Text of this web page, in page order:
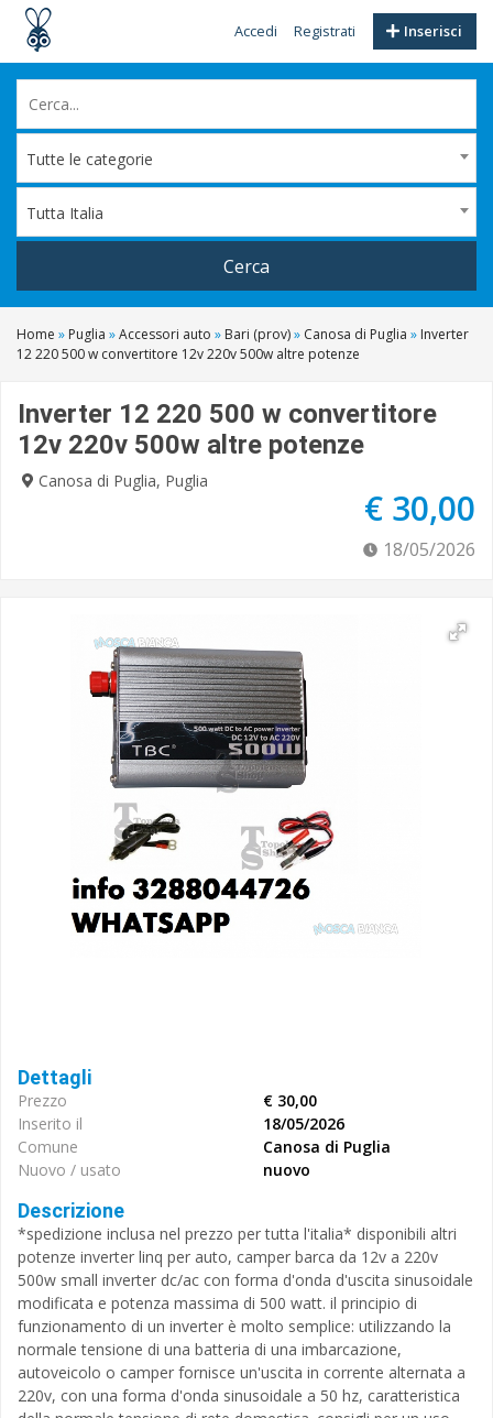
Inserisci
Accedi Registrati
Tutte le categorie
Tutta Italia
Cerca
Home » Puglia »Accessori auto » Bari (prov)» Canosa di Puglia » Inverter
12 220 500 w convertitore 12v 220v 500w altre potenze
Inverter 12 220 500 w convertitore
12v 220v 500w altre potenze
Canosa di Puglia, Puglia
€ 30,00
18/05/2026
Dettagli
Prezzo
€ 30,00
Inserito il
18/05/2026
Comune
Canosa di Puglia
Nuovo / usato
nuovo
Descrizione
*spedizione inclusa nel prezzo per tutta l'italia* disponibili altri
potenze inverter linq per auto, camper barca da 12v a 220v
500w small inverter dc/ac con forma d'onda d'uscita sinusoidale
modificata e potenza massima di 500 watt. il principio di
funzionamento di un inverter è molto semplice: utilizzando la
normale tensione di una batteria di una imbarcazione,
autoveicolo o camper fornisce un'uscita in corrente alternata a
220v, con una forma d'onda sinusoidale a 50 hz, caratteristica